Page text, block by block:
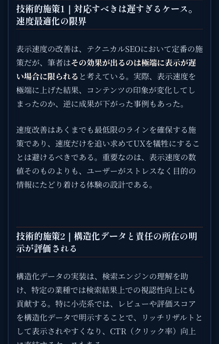
技術的施策1｜対応すべきは遅すぎるケース。
速度最適化の限界
表示速度の改善は、テクニカルSEOにおいて定番の施
策だが、筆者はその効果が出るのは極端に表示が遅
い場合に限られる と考えている。実際、表示速度を
極端に上げた結果、コンテンツの印象が変化してし
まったのか、逆に成果が下がった事例もあった。
速度改善はあくまでも最低限のラインを確保する施
策であり、速度だけを追い求めてUXを犠牲にするこ
とは避けるべきである。重要なのは、表示速度の数
値そのものよりも、ユーザーがストレスなく目的の
情報にたどり着ける体験の設計である。
技術的施策2｜構造化データと責任の所在の明
示が評価される
構造化データの実装は、検索エンジンの理解を助
け、特定の業種では検索結果上での視認性向上にも
貢献する。特に小売系では、レビューや評価スコア
を構造化データで明示することで、リッチリザルトと
して表示されやすくなり、CTR（クリック率）向上